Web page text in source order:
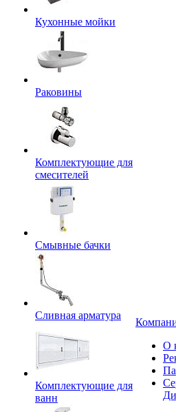
Кухонные мойки
Раковины
Комплектующие для
смесителей
Смывные бачки
Сливная арматура
Комплектующие для
ванн
О